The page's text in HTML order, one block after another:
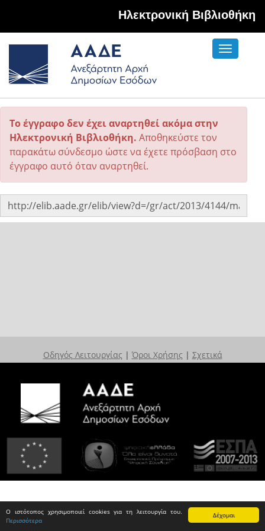
Δέχομαι
Ο ιστότοπος χρησιμοποιεί cookies για τη λειτουργία του.
Περισσότερα
Hλεκτρονική Βιβλιοθήκη
Toggle
Το έγγραφο δεν έχει αναρτηθεί ακόμα στην
Ηλεκτρονική Βιβλιοθήκη. Αποθηκεύστε τον
παρακάτω σύνδεσμο ώστε να έχετε πρόσβαση στο
έγγραφο αυτό όταν αναρτηθεί.
Οδηγός Λειτουργίας | Όροι Χρήσης | Σχετικά